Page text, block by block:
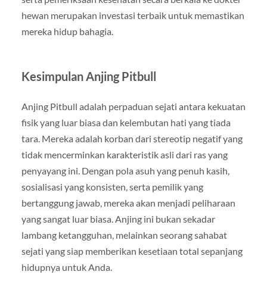
hewan merupakan investasi terbaik untuk memastikan
mereka hidup bahagia.
Kesimpulan Anjing Pitbull
Anjing Pitbull adalah perpaduan sejati antara kekuatan
fisik yang luar biasa dan kelembutan hati yang tiada
tara. Mereka adalah korban dari stereotip negatif yang
tidak mencerminkan karakteristik asli dari ras yang
penyayang ini. Dengan pola asuh yang penuh kasih,
sosialisasi yang konsisten, serta pemilik yang
bertanggung jawab, mereka akan menjadi peliharaan
yang sangat luar biasa. Anjing ini bukan sekadar
lambang ketangguhan, melainkan seorang sahabat
sejati yang siap memberikan kesetiaan total sepanjang
hidupnya untuk Anda.